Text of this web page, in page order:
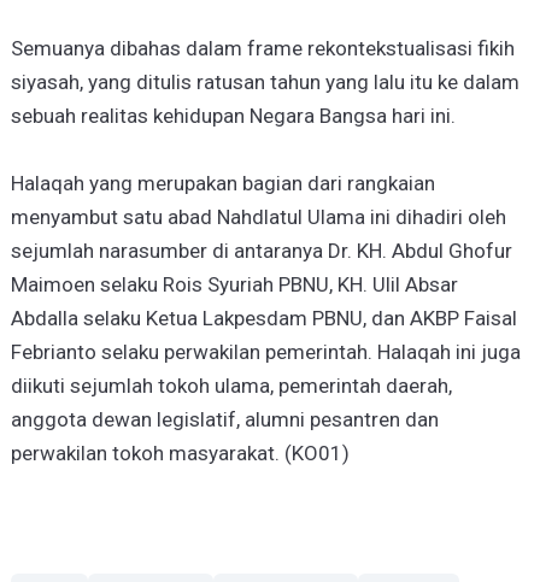
Semuanya dibahas dalam frame rekontekstualisasi fikih
siyasah, yang ditulis ratusan tahun yang lalu itu ke dalam
sebuah realitas kehidupan Negara Bangsa hari ini.
Halaqah yang merupakan bagian dari rangkaian
menyambut satu abad Nahdlatul Ulama ini dihadiri oleh
sejumlah narasumber di antaranya Dr. KH. Abdul Ghofur
Maimoen selaku Rois Syuriah PBNU, KH. Ulil Absar
Abdalla selaku Ketua Lakpesdam PBNU, dan AKBP Faisal
Febrianto selaku perwakilan pemerintah. Halaqah ini juga
diikuti sejumlah tokoh ulama, pemerintah daerah,
anggota dewan legislatif, alumni pesantren dan
perwakilan tokoh masyarakat. (KO01)